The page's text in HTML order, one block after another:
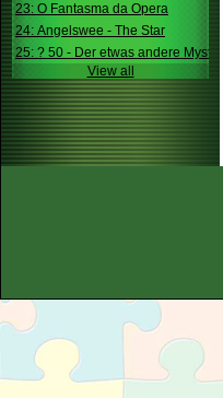
23: O Fantasma da Opera
24: Angelswee - The Star
25: ? 50 - Der etwas andere Mystery
View all